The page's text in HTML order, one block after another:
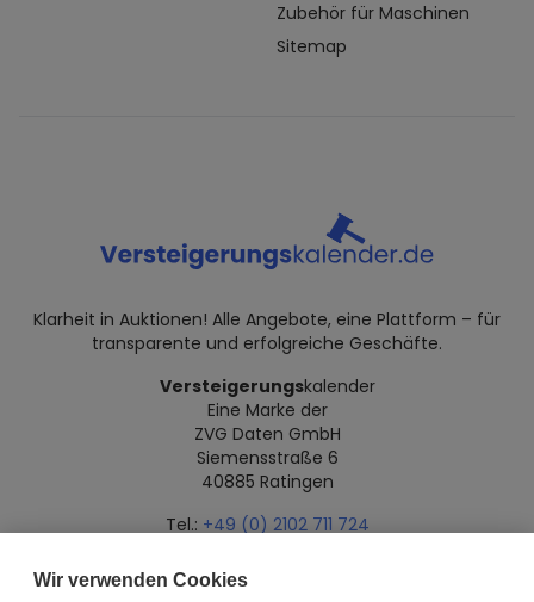
Zubehör für Maschinen
Sitemap
Klarheit in Auktionen! Alle Angebote, eine Plattform – für
transparente und erfolgreiche Geschäfte.
Versteigerungskalender
Eine Marke der
ZVG Daten GmbH
Siemensstraße 6
40885 Ratingen
Tel.: +49 (0) 2102 711 724
Wir verwenden Cookies